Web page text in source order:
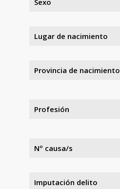
Lugar de nacimiento
Provincia de nacimiento
Profesión
Nº causa/s
Imputación delito